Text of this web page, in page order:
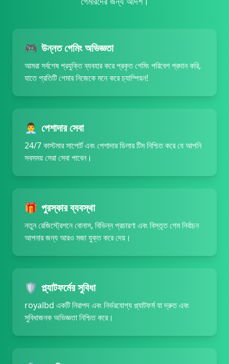
29/06/2026 রহমানপ্*** জিতেছেন 4,000 BDT 💰
29/06/2026 রহমানসি*** জিতেছেন 34,000 BDT 💰
29/06/2026 রহমানদ*** জ্যাকপট জিতেছেন 44,000 BDT 🚀
29/06/2026 রহমানর*** বোনাস পেয়েছেন 1,500 BDT ✨
29/06/2026 রহমানব*** রিবেট পেয়েছেন 900 BDT 🔄
29/06/2026 রহমানপ্র*** জিতেছেন 5,000 BDT 🔥
29/06/2026 রহমানপাল*** বোনাস পেয়েছেন 2,350 BDT 🎁
29/06/2026 রহমানবি*** রিবেট পেয়েছেন 500 BDT 🔄
29/06/2026 রহমানক*** জ্যাকপট জিতেছেন 43,000 BDT 🎰
29/06/2026 রহমানঘ*** জ্যাকপট জিতেছেন 149,000 BDT 🚀
29/06/2026 রহমানদা*** বোনাস পেয়েছেন 1,200 BDT 🎁
29/06/2026 রহমানসিক*** রিবেট পেয়েছেন 800 BDT 🎊
29/06/2026 রহমানপ্রা*** জিতেছেন 27,000 BDT 🏆
29/06/2026 রহমানপালস*** জিতেছেন 29,000 BDT 🔥
29/06/2026 রহমানসিকদ*** উত্তোলন সফল 7,300 BDT 💸
29/06/2026 রহমানসিকদা*** জ্যাকপট জিতেছেন 48,000 BDT 💥
29/06/2026 রহমানজম*** জিতেছেন 23,500 BDT 🏆
29/06/2026 রহমানপাট*** জ্যাকপট জিতেছেন 144,000 BDT 💥
29/06/2026 রহমানকর*** জিতেছেন 26,500 BDT 🏆
29/06/2026 রহমানজমা*** বোনাস পেয়েছেন 750 BDT 🎉
29/06/2026 রহমানসিকদার*** উত্তোলন সফল 13,800 BDT ✅
29/06/2026 রহমানদত*** উত্তোলন সফল 14,800 BDT ✅
🎮 উন্নত গেমিং অভিজ্ঞতা
আমরা সর্বশেষ প্রযুক্তি ব্যবহার করে প্রকৃত গেমিং পরিবেশ প্রদান করি,
যাতে প্রতিটি গেমার নিজেকে মনে করে চ্যাম্পিয়ন!
👨‍💼 পেশাদার সেবা
24/7 কাস্টমার সাপোর্ট এবং পেশাদার ডিলার টিম নিশ্চিত করে যে আপনি
সবসময় সেরা সেবা পাবেন।
🎁 পুরস্কার ব্যবস্থা
নতুন রেজিস্ট্রেশনে বোনাস, বিভিন্ন প্রচারণা এবং বিস্তৃত গেম নির্বাচন
আপনার জন্য আরও মজা যুক্ত করে দেয়।
🛡️ প্ল্যাটফর্মের সুবিধা
royalbd একটি নিরাপদ এবং নির্ভরযোগ্য প্ল্যাটফর্ম যা দ্রুত এবং
সুবিধাজনক অভিজ্ঞতা নিশ্চিত করে।